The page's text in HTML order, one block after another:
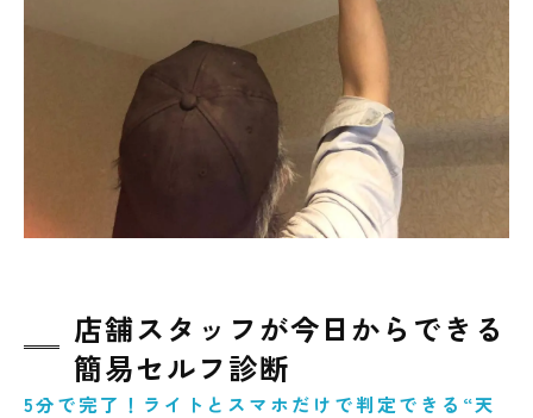
店舗スタッフが今日からできる
簡易セルフ診断
5分で完了！ライトとスマホだけで判定できる“天